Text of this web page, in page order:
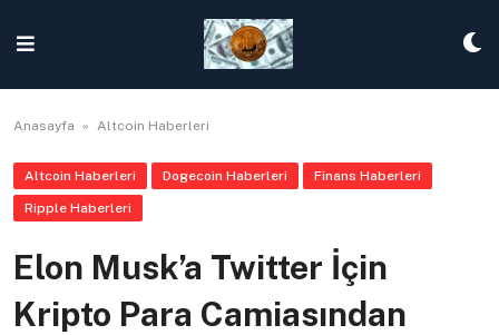
content
Anasayfa » Altcoin Haberleri
Altcoin Haberleri Dogecoin Haberleri Finans Haberleri
Ripple Haberleri
Elon Musk’a Twitter İçin
Kripto Para Camiasından